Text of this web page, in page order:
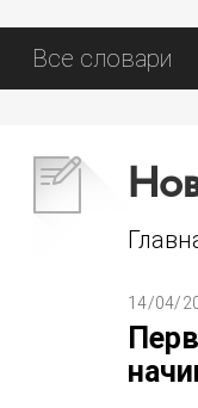
14/04/